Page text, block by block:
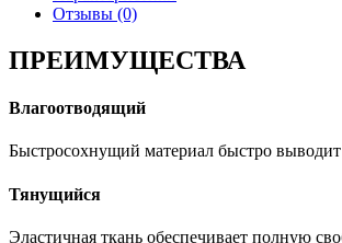
Отзывы (0)
ПРЕИМУЩЕСТВА
Влагоотводящий
Быстросохнущий материал быстро выводит
Тянущийся
Эластичная ткань обеспечивает полную